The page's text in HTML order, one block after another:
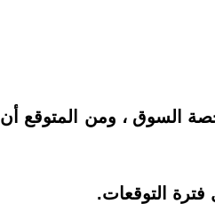
من خمس إجمالي حصة السوق ، ومن المتوقع أن